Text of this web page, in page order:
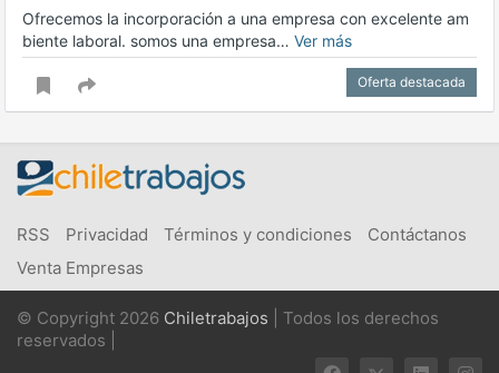
Ofrecemos la incorporación a una empresa con excelente am
biente laboral. somos una empresa… Ver más
Oferta destacada
RSS Privacidad Términos y condiciones
Contáctanos
Venta Empresas
© Copyright 2026 Chiletrabajos | Todos los derechos
reservados |